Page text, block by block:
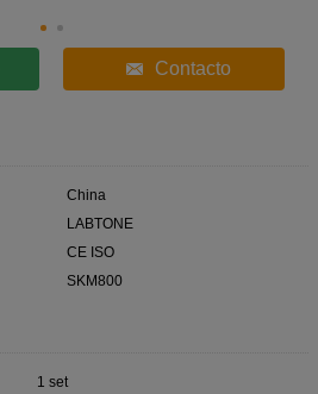
Contacto
China
LABTONE
CE ISO
SKM800
1 set